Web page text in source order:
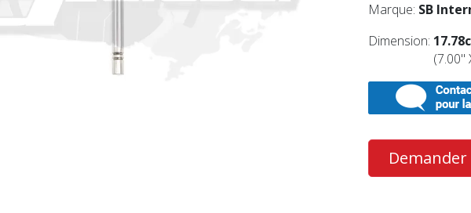
Marque: SB
Dimension:
(7.00''